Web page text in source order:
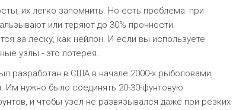
их легко запомнить. Но есть проблема: при
или теряют до 30% прочности.
за леску, как нейлон. И если вы используете
узлы - это лотерея.
разработан в США в начале 2000-х рыболовами,
нужно было соединять 20-30-фунтовую
и чтобы узел не развязывался даже при резких